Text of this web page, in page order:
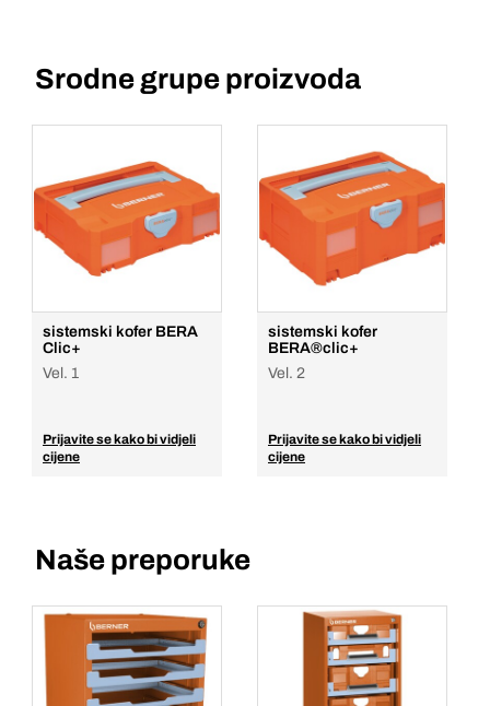
Srodne grupe proizvoda
sistemski kofer BERA
Clic+
Vel. 1
Prijavite se kako bi vidjeli
cijene
sistemski kofer
BERA®clic+
Vel. 2
Prijavite se kako bi vidjeli
cijene
Naše preporuke